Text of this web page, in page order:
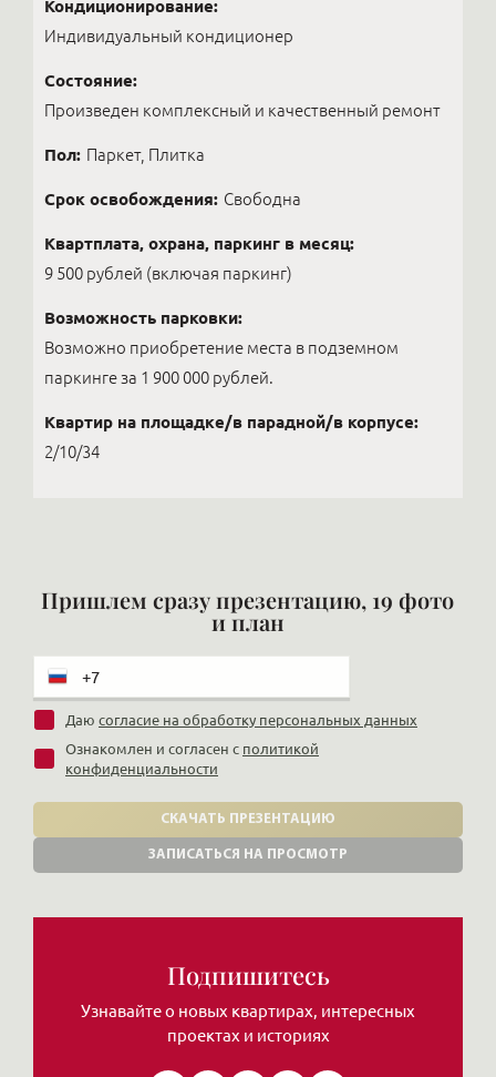
Кондиционирование:
Индивидуальный кондиционер
Состояние:
Произведен комплексный и качественный ремонт
Пол: Паркет, Плитка
Срок освобождения: Свободна
Квартплата, охрана, паркинг в месяц:
9 500 рублей (включая паркинг)
Возможность парковки:
Возможно приобретение места в подземном
паркинге за 1 900 000 рублей.
Квартир на площадке/в парадной/в корпусе:
2/10/34
Пришлем сразу презентацию, 19 фото
и план
Даю согласие на обработку персональных данных
Ознакомлен и согласен с политикой
конфиденциальности
СКАЧАТЬ ПРЕЗЕНТАЦИЮ
ЗАПИСАТЬСЯ НА ПРОСМОТР
Подпишитесь
Узнавайте о новых квартирах, интересных
проектах и историях